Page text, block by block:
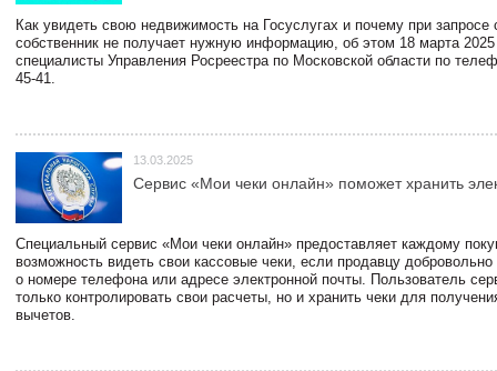
Как увидеть свою недвижимость на Госуслугах и почему при запросе
собственник не получает нужную информацию, об этом 18 марта 2025
специалисты Управления Росреестра по Московской области по
45-41.
13.03.2025
Сервис «Мои чеки онлайн» поможет хранить
Специальный сервис «Мои чеки онлайн» предоставляет каждому
возможность видеть свои кассовые чеки, если продавцу
о номере телефона или адресе электронной почты. Пользователь
только контролировать свои расчеты, но и хранить чеки для
вычетов.